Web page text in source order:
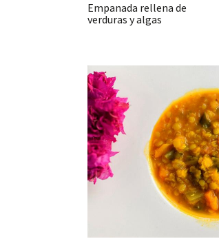
Empanada rellena de
verduras y algas